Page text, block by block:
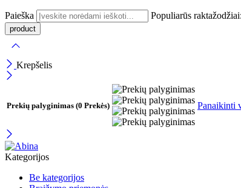
Paieška Populiarūs raktažodžiai:
Krepšelis
Prekių palyginimas (0 Prekės) Panaikinti
Kategorijos
Be kategorijos